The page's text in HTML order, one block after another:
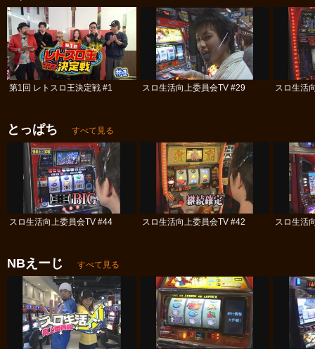
第1回 レトスロ王決定戦 #1 スロ生活向上委員会TV #29 スロ生活
とっぱち すべて見る
スロ生活向上委員会TV #44 スロ生活向上委員会TV #42 スロ生活
NBえーじ すべて見る